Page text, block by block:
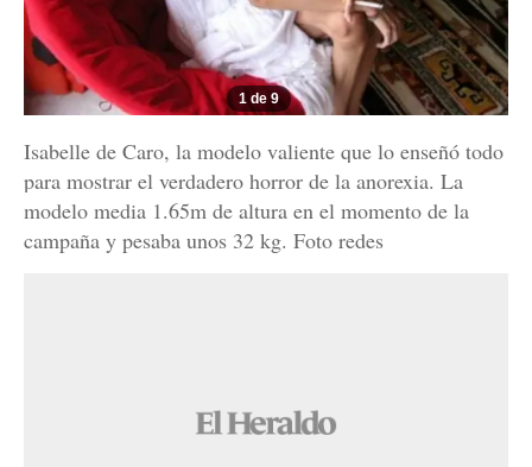
1 de 9
Isabelle de Caro, la modelo valiente que lo enseñó todo
para mostrar el verdadero horror de la anorexia. La
modelo media 1.65m de altura en el momento de la
campaña y pesaba unos 32 kg. Foto redes